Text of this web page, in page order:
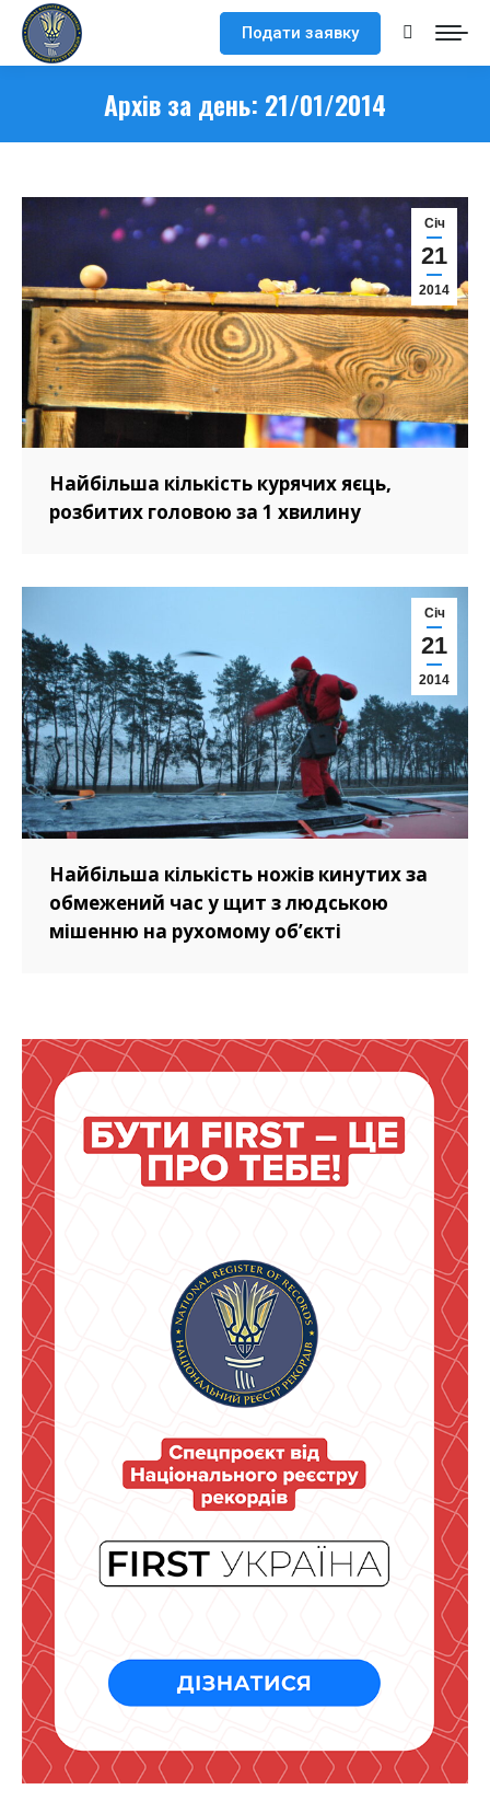
Подати заявку Search:
Архів за день: 21/01/2014
Cіч
21
2014
Найбільша кількість курячих яєць,
розбитих головою за 1 хвилину
Cіч
21
2014
Найбільша кількість ножів кинутих за
обмежений час у щит з людською
мішенню на рухомому об’єкті